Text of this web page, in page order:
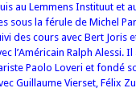
au Lemmens Instituut et
sous la férule de Michel
des cours avec Bert Joris
l’Américain Ralph Alessi.
Paolo Loveri et fondé
Guillaume Vierset, Félix